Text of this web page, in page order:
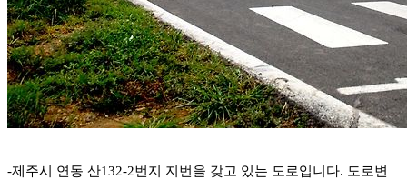
-제주시 연동 산132-2번지 지번을 갖고 있는 도로입니다. 도로변